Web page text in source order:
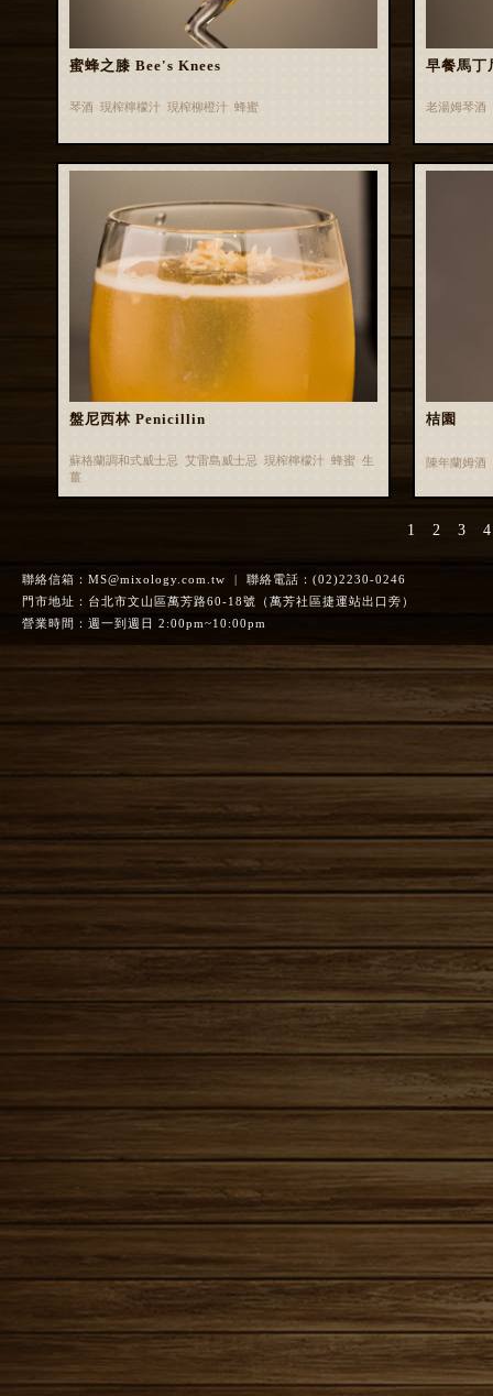
蜜蜂之膝 Bee's Knees
琴酒 現榨檸檬汁 現榨柳橙汁 蜂蜜
早餐馬
老湯姆琴酒
盤尼西林 Penicillin
蘇格蘭調和式威士忌 艾雷島威士忌 現榨檸檬汁 蜂蜜 生
薑
桔園
陳年蘭姆
1 2 3 4
聯絡信箱： MS@mixology.com.tw | 聯絡電話：(02)2230-0246
門市地址：台北市文山區萬芳路60-18號（萬芳社區捷運站出口旁）
營業時間：週一到週日 2:00pm~10:00pm